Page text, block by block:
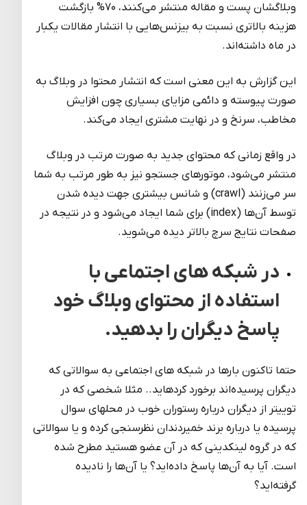
وبلاگشان پست و مقاله منتشر می‌کنند، ۷۰% بازگشت
هزینه بالاتری نسبت به بیزنس‌هایی با انتشار مقالات یکبار
در ماه داشته‌اند.
این گزارش به این معنی است که انتشار محتوا در وبلاگ به
صورت پیوسته و دائمی مزایای بسیاری چون افزایش
مخاطب، سرنخ و در نهایت مشتری ایجاد می‌کند.
در واقع زمانی که محتوای جدید به صورت مرتب در وبلاگ
منتشر می‌شود، موتورهای جستجو نیز به طور مرتب به شما
سر می‌زنند (crawl) و شانس بیشتری جهت دیده شدن
توسط آن‌ها (index) برای شما ایجاد می‌شود و در نتیجه در
صفحات نتایج سرچ بالاتر دیده می‌شوید.
در شبکه­ های اجتماعی با
استفاده از محتوای وبلاگ خود
پاسخ دیگران را بدهید.
حتما تاکنون بارها در شبکه های اجتماعی به سوالاتی که
دیگران پرسیده‌اند برخورد کرده­اید.. مثلا شخصی که در
توییتر از دیگران درباره رستوران خوب در محله­ای سوال
پرسیده یا درباره برند خمیردندان نظرسنجی کرده و یا سوالاتی
که در گروه لینکدینی که در آن عضو هستید مطرح شده
است. آیا به آن‌ها پاسخ داده‌اید؟ یا آن‌ها را نادیده
گرفته‌اید؟